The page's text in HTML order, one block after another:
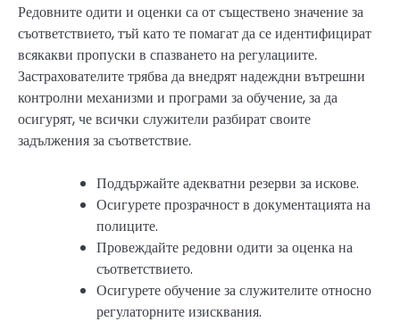
Редовните одити и оценки са от съществено значение за
съответствието, тъй като те помагат да се идентифицират
всякакви пропуски в спазването на регулациите.
Застрахователите трябва да внедрят надеждни вътрешни
контролни механизми и програми за обучение, за да
осигурят, че всички служители разбират своите
задължения за съответствие.
Поддържайте адекватни резерви за искове.
Осигурете прозрачност в документацията на
полиците.
Провеждайте редовни одити за оценка на
съответствието.
Осигурете обучение за служителите относно
регулаторните изисквания.